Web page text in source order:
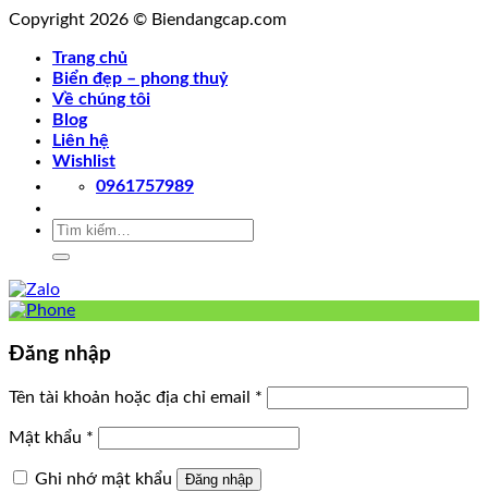
Copyright 2026 © Biendangcap.com
Trang chủ
Biển đẹp – phong thuỷ
Về chúng tôi
Blog
Liên hệ
Wishlist
0961757989
Tìm
Đăng nhập
Tên tài khoản hoặc địa chỉ email *
Mật khẩu *
Ghi nhớ mật khẩu Đăng nhập